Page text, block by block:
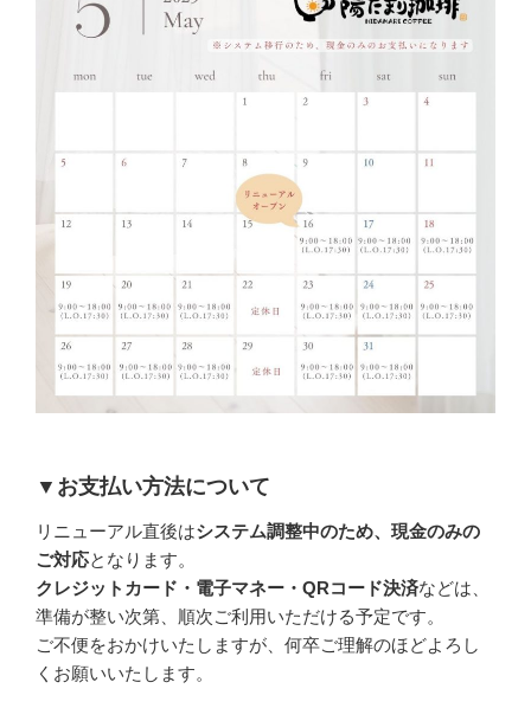
▼お支払い方法について
リニューアル直後はシステム調整中のため、現金のみの
ご対応となります。
クレジットカード・電子マネー・QRコード決済などは、
準備が整い次第、順次ご利用いただける予定です。
ご不便をおかけいたしますが、何卒ご理解のほどよろし
くお願いいたします。